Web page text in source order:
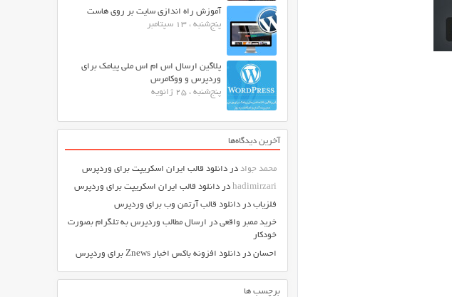
آموزش راه اندازی سایت بر روی هاست
پنج‌شنبه ، 13 سپتامبر
پلاگین ارسال اس ام اس ملی پیامک برای
وردپرس و ووکامرس
پنج‌شنبه ، 25 ژانویه
آخرین دیدگاه‌ها
محمد جواد در دانلود قالب ایران اسکریپت برای وردپرس
hadimirzari در دانلود قالب ایران اسکریپت برای وردپرس
فلزیاب در دانلود قالب آرتمن وب برای وردپرس
خرید ممبر واقعی در ارسال مطالب وردپرس به تلگرام بصورت
خودکار
احسان در دانلود افزونه باکس اخبار Znews برای وردپرس
برچسب ها